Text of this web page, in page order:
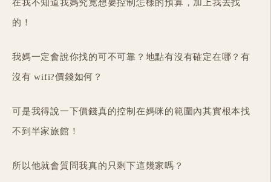
在我不知道我媽究竟想要控制怎樣的預算，加上我去找
的！
我媽一定會說你找的可不可靠？地點有沒有確定在哪？有
沒有 wifi?價錢如何？
可是我得說一下價錢真的控制在媽咪的範圍內其實根本找
不到半家旅館！
所以他就會質問我真的只剩下這幾家嗎？